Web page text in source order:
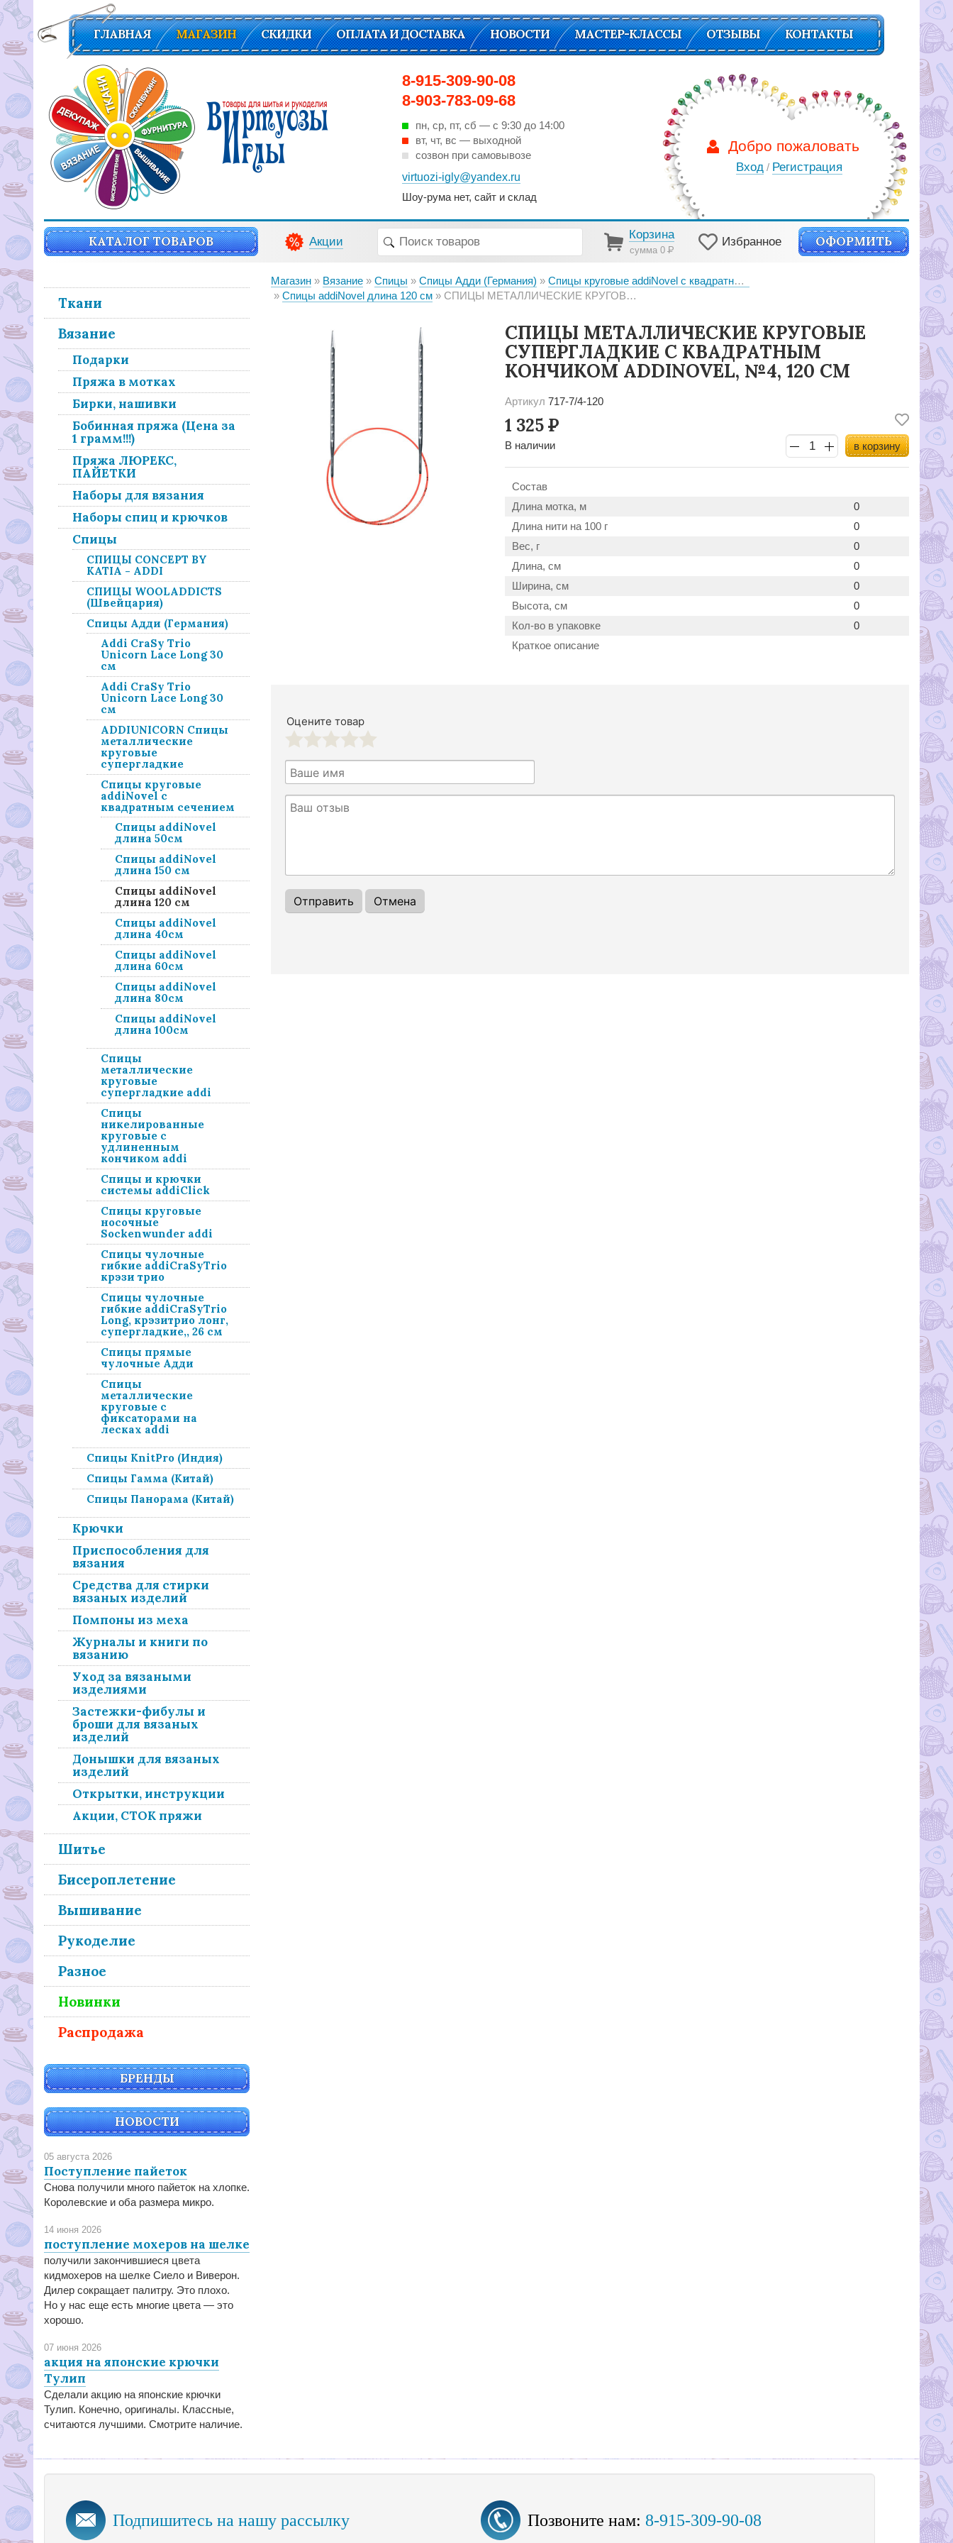
8-915-309-90-08
8-903-783-09-68
пн, ср, пт, cб — с 9:30 до 14:00
вт, чт, вс — выходной
созвон при самовывозе
virtuozi-igly@yandex.ru
Шоу-рума нет, сайт и склад
ГЛАВНАЯ МАГАЗИН СКИДКИ ОПЛАТА И ДОСТАВКА НОВОСТИ МАСТЕР-КЛАССЫ ОТЗЫВЫ КОНТАКТЫ
Добро пожаловать
Вход / Регистрация
КАТАЛОГ ТОВАРОВ Акции
Корзина
сумма 0Р
Избранное ОФОРМИТЬ
Ткани
Вязание
Подарки
Пряжа в мотках
Бирки, нашивки
Бобинная пряжа (Цена за
1 грамм!!!)
Пряжа ЛЮРЕКС,
ПАЙЕТКИ
Наборы для вязания
Наборы спиц и крючков
Спицы
СПИЦЫ CONCEPT BY
KATIA - ADDI
СПИЦЫ WOOLADDICTS
(Швейцария)
Спицы Адди (Германия)
Addi CraSy Trio
Unicorn Lace Long 30
см
Addi CraSy Trio
Unicorn Lace Long 30
см
ADDIUNICORN Спицы
металлические
круговые
супергладкие
Спицы круговые
аddiNovel с
квадратным сечением
Спицы addiNovel
длина 50см
Спицы аddiNovel
длина 150 см
Спицы аddiNovel
длина 120 см
Спицы addiNovel
длина 40см
Спицы addiNovel
длина 60см
Спицы addiNovel
длина 80см
Спицы addiNovel
длина 100см
Спицы
металлические
круговые
супергладкие addi
Спицы
никелированные
круговые с
удлиненным
кончиком addi
Cпицы и крючки
системы addiClick
Спицы круговые
носочные
Sockenwunder addi
Спицы чулочные
гибкие addiCraSyTrio
крэзи трио
Спицы чулочные
гибкие addiCraSyTrio
Long, крэзитрио лонг,
супергладкие,, 26 см
Спицы прямые
чулочные Адди
Спицы
металлические
круговые с
фиксаторами на
лесках addi
Спицы KnitPro (Индия)
Спицы Гамма (Китай)
Спицы Панорама (Китай)
Крючки
Приспособления для
вязания
Средства для стирки
вязаных изделий
Помпоны из меха
Журналы и книги по
вязанию
Уход за вязаными
изделиями
Застежки-фибулы и
броши для вязаных
изделий
Донышки для вязаных
изделий
Открытки, инструкции
Акции, СТОК пряжи
Шитье
Бисероплетение
Вышивание
Рукоделие
Разное
Новинки
Распродажа
БРЕНДЫ
НОВОСТИ
05 августа 2026
Поступление пайеток
Снова получили много пайеток на хлопке.
Королевские и оба размера микро.
14 июня 2026
поступление мохеров на шелке
получили закончившиеся цвета
кидмохеров на шелке Сиело и Виверон.
Дилер сокращает палитру. Это плохо.
Но у нас еще есть многие цвета — это
хорошо.
07 июня 2026
акция на японские крючки
Тулип
Сделали акцию на японские крючки
Тулип. Конечно, оригиналы. Классные,
считаются лучшими. Смотрите наличие.
Магазин Вязание Спицы Спицы Адди (Германия)
Спицы круговые аddiNovel с квадратным сечением
Спицы аddiNovel длина 120 см
СПИЦЫ МЕТАЛЛИЧЕСКИЕ КРУГОВЫЕ СУПЕРГЛАДКИЕ C КВАДРАТНЫМ КОНЧИКОМ ADDINOVEL, №4, 120 СМ
СПИЦЫ МЕТАЛЛИЧЕСКИЕ КРУГОВЫЕ
СУПЕРГЛАДКИЕ C КВАДРАТНЫМ
КОНЧИКОМ ADDINOVEL, №4, 120 СМ
Артикул 717-7/4-120
1 325Р
В наличии в корзину
Состав
Длина мотка, м
0
Длина нити на 100 г
0
Вес, г
0
Длина, см
0
Ширина, см
0
Высота, см
0
Кол-во в упаковке
0
Краткое описание
Оцените товар
Подпишитесь на нашу рассылку Позвоните нам: 8-915-309-90-08